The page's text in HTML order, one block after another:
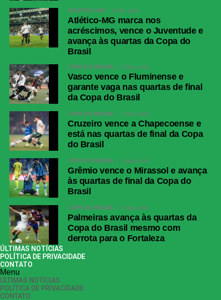
ATLÉTICO-MG 3 dias atrás
Atlético-MG marca nos
acréscimos, vence o Juventude e
avança às quartas da Copa do
Brasil
COPA DO BRASIL 2 dias atrás
Vasco vence o Fluminense e
garante vaga nas quartas de final
da Copa do Brasil
COPA DO BRASIL 2 dias atrás
Cruzeiro vence a Chapecoense e
está nas quartas de final da Copa
do Brasil
COPA DO BRASIL 2 dias atrás
Grêmio vence o Mirassol e avança
às quartas de final da Copa do
Brasil
COPA DO BRASIL 2 dias atrás
Palmeiras avança às quartas da
Copa do Brasil mesmo com
derrota para o Fortaleza
ÚLTIMAS NOTÍCIAS
POLÍTICA DE PRIVACIDADE
CONTATO
Menu
ÚLTIMAS NOTÍCIAS
POLÍTICA DE PRIVACIDADE
CONTATO